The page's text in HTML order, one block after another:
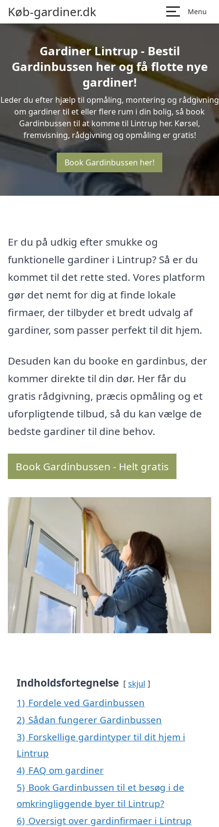
Køb-gardiner.dk Menu
Gardiner Lintrup - Bestil
Gardinbussen her og få flotte nye
gardiner!
Leder du efter hjælp til opmåling, montering og rådgivning
om gardiner til et eller flere rum i din bolig, så book
Gardinbussen til at komme til Lintrup her. Kørsel,
fremvisning, rådgivning og opmåling er gratis!
Book Gardinbussen her!
Er du på udkig efter smukke og
funktionelle gardiner i Lintrup? Så er du
kommet til det rette sted. Vores platform
gør det nemt for dig at finde lokale
firmaer, der tilbyder et bredt udvalg af
gardiner, som passer perfekt til dit hjem.
Desuden kan du booke en gardinbus, der
kommer direkte til din dør. Her får du
gratis rådgivning, præcis opmåling og et
uforpligtende tilbud, så du kan vælge de
bedste gardiner til dine behov.
Book Gardinbussen - Helt gratis
Indholdsfortegnelse skjul
1) Fordele ved Gardinbussen
2) Sådan fungerer Gardinbussen
3) Forskellige gardintyper til dit hjem i
Lintrup
4) FAQ om gardiner
5) Book Gardinbussen til et besøg i de
omkringliggende byer til Lintrup?
6) Oversigt over gardinfirmaer i Lintrup